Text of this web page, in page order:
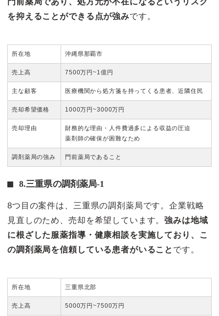
を抑えることができる点が強みです。
所在地 沖縄県那覇市
売上高 7500万円~1億円
主な顧客 医療機関から処方箋を持ってくる患者、近隣住民
売却希望価格 1000万円~3000万円
売却理由
財務的な理由・人件費過多による収益の圧迫
薬剤師の確保が困難なため
調剤薬局の強み 門前薬局であること
8.三重県の調剤薬局-1
8つ目の案件は、三重県の調剤薬局です。企業戦略
見直しのため、売却を希望しています。強みは地域
に根ざした服薬指導・健康相談を実施しており、こ
の調剤薬局を信頼している患者がいること です。
所在地 三重県北部
売上高 5000万円~7500万円